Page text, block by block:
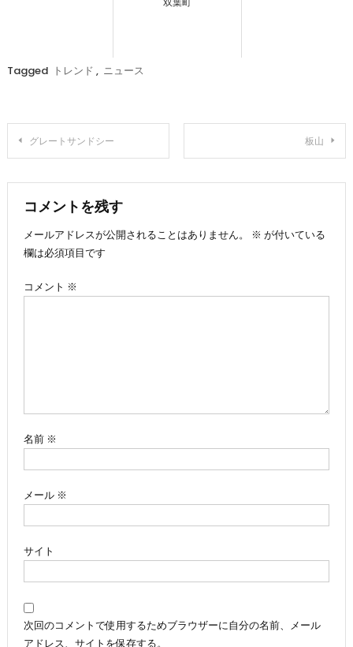
双葉町
Tagged トレンド , ニュース
投
稿
ナ
ビ
ゲ
グレートサンドシー 板山
コメントを残す
メールアドレスが公開されることはありません。
※ が付いている
欄は必須項目です
コメント ※
名前 ※
メール ※
サイト
次回のコメントで使用するためブラウザーに自分の名前、メール
アドレス、サイトを保存する。